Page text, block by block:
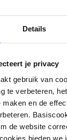
Details
je privacy
gebruik van
te verbeteren,
maken en de
de website
bieden we